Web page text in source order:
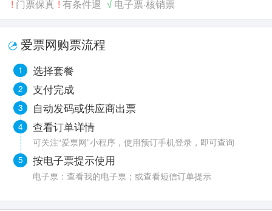
! 门票保真 ! 有条件退 √ 电子票·核销票
爱票网购票流程
1 选择套餐
2 支付完成
3 自动发码或供应商出票
4 查看订单详情
可关注“爱票网”小程序，使用预订手机登录，即可查询
5 按电子票提示使用
电子票：查看我的电子票；或查看短信订单提示